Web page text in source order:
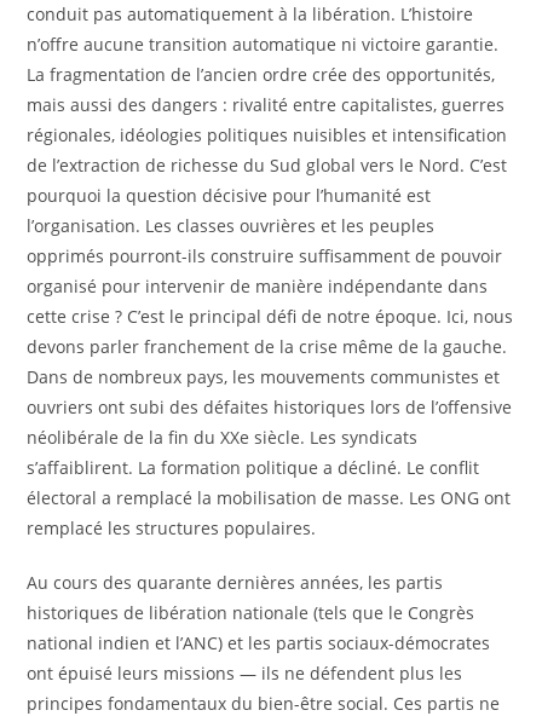
conduit pas automatiquement à la libération. L’histoire
n’offre aucune transition automatique ni victoire garantie.
La fragmentation de l’ancien ordre crée des opportunités,
mais aussi des dangers : rivalité entre capitalistes, guerres
régionales, idéologies politiques nuisibles et intensification
de l’extraction de richesse du Sud global vers le Nord. C’est
pourquoi la question décisive pour l’humanité est
l’organisation. Les classes ouvrières et les peuples
opprimés pourront-ils construire suffisamment de pouvoir
organisé pour intervenir de manière indépendante dans
cette crise ? C’est le principal défi de notre époque. Ici, nous
devons parler franchement de la crise même de la gauche.
Dans de nombreux pays, les mouvements communistes et
ouvriers ont subi des défaites historiques lors de l’offensive
néolibérale de la fin du XXe siècle. Les syndicats
s’affaiblirent. La formation politique a décliné. Le conflit
électoral a remplacé la mobilisation de masse. Les ONG ont
remplacé les structures populaires.
Au cours des quarante dernières années, les partis
historiques de libération nationale (tels que le Congrès
national indien et l’ANC) et les partis sociaux-démocrates
ont épuisé leurs missions — ils ne défendent plus les
principes fondamentaux du bien-être social. Ces partis ne